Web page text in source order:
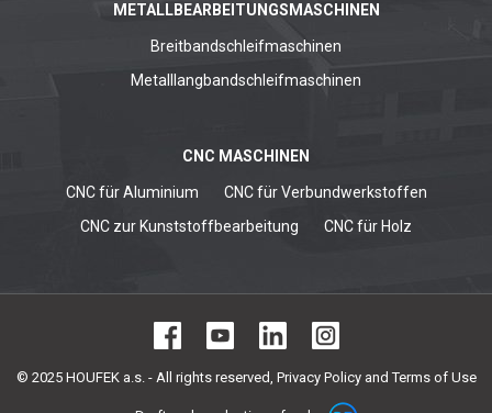
METALLBEARBEITUNGSMASCHINEN
Breitbandschleifmaschinen
Metalllangbandschleifmaschinen
CNC MASCHINEN
CNC für Aluminium
CNC für Verbundwerkstoffen
CNC zur Kunststoffbearbeitung
CNC für Holz
© 2025 HOUFEK a.s. - All rights reserved, Privacy Policy and Terms of Use